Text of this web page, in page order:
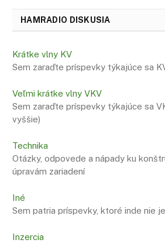
HAMRADIO DISKUSIA
Krátke vlny KV
Sem zaraďte príspevky týkajúce sa
Veľmi krátke vlny VKV
Sem zaraďte príspevky týkajúce sa
vyššie)
Technika
Otázky, odpovede a nápady ku
úpravám zariadení
Iné
Sem patria príspevky, ktoré inde nie
Inzercia